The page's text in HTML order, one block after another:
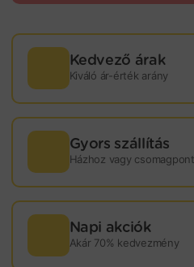
Kedvező árak
Kiváló ár-érték arány
Gyors szállítás
Házhoz vagy
Napi akciók
Akár 70% kedvezmény